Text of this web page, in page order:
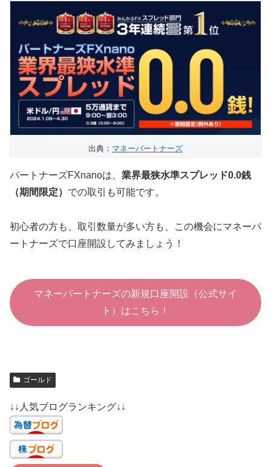
出典： マネーパートナーズ
パートナーズFXnanoは、 業界最狭水準スプレッド0.0銭
（期間限定） での取引も可能です。
初心者の方も、取引数量が多い方も、この機会にマネーパ
ートナーズで口座開設してみましょう！
マネーパートナーズの新規口座開設（公式サイ
ト）はこちら！
ゴールド
↓↓人気ブログランキング↓↓